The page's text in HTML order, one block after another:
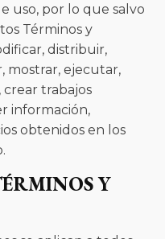
uso, por lo que salvo
Términos y
distribuir,
mostrar, ejecutar,
crear trabajos
información,
obtenidos en los
Y